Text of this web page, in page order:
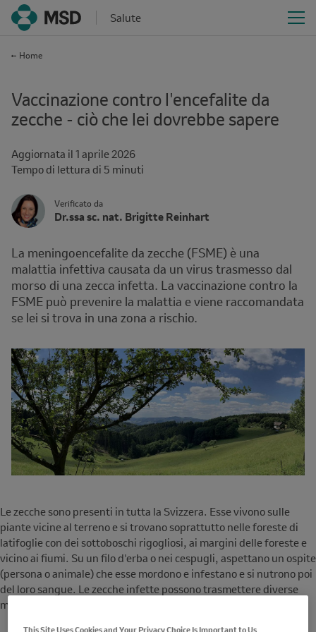
Salute
Home
Vaccinazione contro l'encefalite da
zecche - ciò che lei dovrebbe sapere
Aggiornata il 1 aprile 2026
Time
Tempo di lettura di 5 minuti
Author Verificato da
Author's
Avatar
Name
Dr.ssa sc. nat. Brigitte Reinhart
La meningoencefalite da zecche (FSME) è una
malattia infettiva causata da un virus trasmesso dal
morso di una zecca infetta. La vaccinazione contro la
FSME può prevenire la malattia e viene raccomandata
se lei si trova in una zona a rischio.
Le zecche sono presenti in tutta la Svizzera. Esse vivono sulle
piante vicine al terreno e si trovano soprattutto nelle foreste di
latifoglie con dei sottoboschi rigogliosi, ai margini delle foreste e
vicino ai fiumi. Su un filo d'erba o nei cespugli, aspettano un ospite
(persona o animale) che esse mordono e infestano e si nutrono poi
del loro sangue. Le zecche infette possono trasmettere diverse
malattie.
This Site Uses Cookies and Your Privacy Choice Is Important to Us